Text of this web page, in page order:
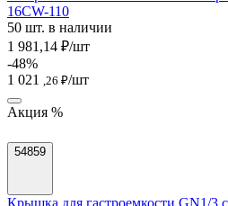
16CW-110
50 шт. в наличии
1 981,14 ₽/шт
-48%
1 021
,26 ₽/шт
Акция %
54859
Крышка для гастроемкости GN1/3